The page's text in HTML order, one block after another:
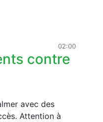
02:00
contre
avec des
Attention à